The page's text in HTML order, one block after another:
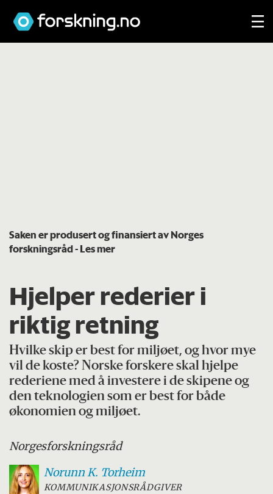
Saken er produsert og finansiert av Norges
forskningsråd- Les mer
Hjelper rederier i
riktig retning
Hvilke skip er best for miljøet, og hvor mye
vil de koste? Norske forskere skal hjelpe
rederiene med å investere i de skipene og
den teknologien som er best for både
økonomien og miljøet.
Norgesforskningsråd
Norunn K. Torheim
KOMMUNIKASJONSRÅDGIVER